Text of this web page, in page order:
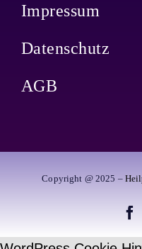
Impressum
Datenschutz
AGB
Copyright @ 2025 –